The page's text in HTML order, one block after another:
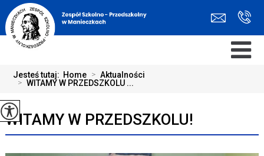
Jesteś tutaj: Home > Aktualności
> WITAMY W PRZEDSZKOLU ...
WITAMY W PRZEDSZKOLU!